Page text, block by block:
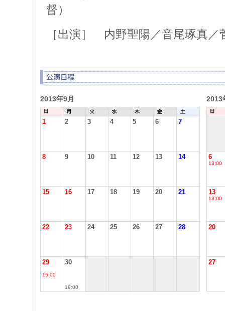
督）
［出演］ 内野聖陽／音尾琢真／
2013年9月
1 2 3 4 5 6 7
8 9 10 11 12 13 14
15 16 17 18 19 20 21
22 23 24 25 26 27 28
29
15:00
30
19:00
2013
6
13:00
13
13:00
20
27